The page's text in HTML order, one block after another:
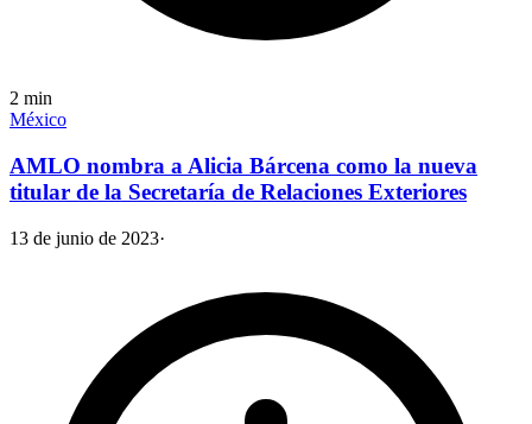
2 min
México
AMLO nombra a Alicia Bárcena como la nueva
titular de la Secretaría de Relaciones Exteriores
13 de junio de 2023·